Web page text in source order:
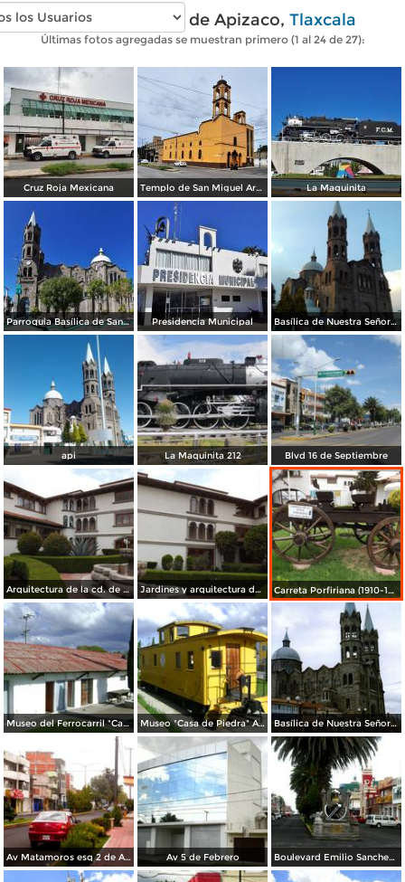
Fotos modernas de Apizaco, Tlaxcala
Últimas fotos agregadas se muestran primero (1 al 24 de 27):
Cruz Roja Mexicana Templo de San Miguel Arcángel La Maquinita
Parroquia Basílica de Santa María de la Misericordia Presidencia Municipal Basílica de Nuestra Señora de la Misericordia. Febrero/2018
api La Maquinita 212 Blvd 16 de Septiembre
Arquitectura de la cd. de Apizaco. Junio/2012 Jardines y arquitectura del Hotel Del Angel. Apizaco. Junio/2012 Carreta Porfiriana (1910-1920). Apizaco. Junio/2012
Museo del Ferrocarril "Casa de Piedra". Apizaco. Junio/2012 Museo "Casa de Piedra" Apizaco, Tlaxcala. Julio/2012 Basílica de Nuestra Señora de la Misericordia, 1950. Apizaco, Tlaxcala. 2006
Av Matamoros esq 2 de Abril Av 5 de Febrero Boulevard Emilio Sanchez Piedras viendo hacia la Cuauhtemoc